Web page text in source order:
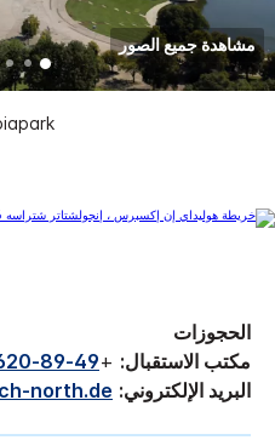
مشاهدة جميع الصور
الحجوزات
مكتب الاستقبال: +
49-89-2023620
البريد الإلكتروني: north.de